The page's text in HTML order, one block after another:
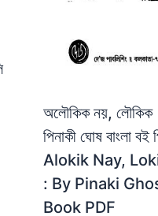
অলৌকিক নয়,
পিনাকী ঘোষ বাংলা বই
Alokik Nay,
: By Pinaki
Book PDF